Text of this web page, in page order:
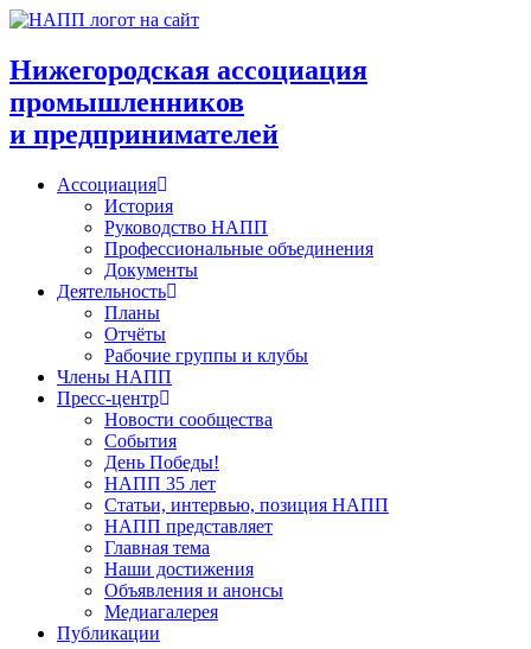
Перейти
содержимому
Нижегородская ассоциация
промышленников
и предпринимателей
Ассоциация
История
Руководство НАПП
Профессиональные объединения
Документы
Деятельность
Планы
Отчёты
Рабочие группы и клубы
Члены НАПП
Пресс-центр
Новости сообщества
События
День Победы!
НАПП 35 лет
Статьи, интервью, позиция НАПП
НАПП представляет
Главная тема
Наши достижения
Объявления и анонсы
Медиагалерея
Публикации